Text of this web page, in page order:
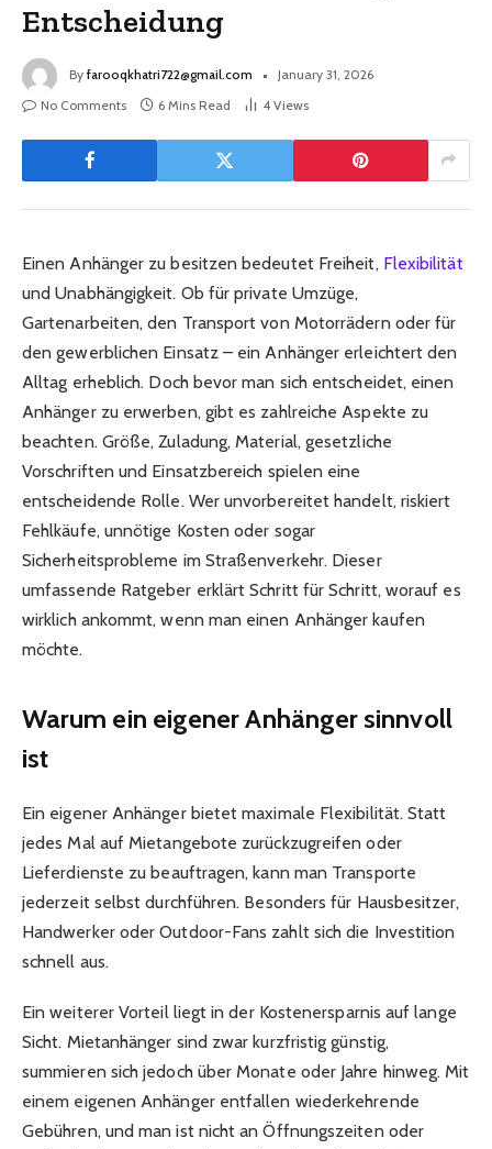
Entscheidung
By farooqkhatri722@gmail.com
January 31, 2026
No Comments
6 Mins Read 4 Views
Einen Anhänger zu besitzen bedeutet Freiheit, Flexibilität
und Unabhängigkeit. Ob für private Umzüge,
Gartenarbeiten, den Transport von Motorrädern oder für
den gewerblichen Einsatz – ein Anhänger erleichtert den
Alltag erheblich. Doch bevor man sich entscheidet, einen
Anhänger zu erwerben, gibt es zahlreiche Aspekte zu
beachten. Größe, Zuladung, Material, gesetzliche
Vorschriften und Einsatzbereich spielen eine
entscheidende Rolle. Wer unvorbereitet handelt, riskiert
Fehlkäufe, unnötige Kosten oder sogar
Sicherheitsprobleme im Straßenverkehr. Dieser
umfassende Ratgeber erklärt Schritt für Schritt, worauf es
wirklich ankommt, wenn man einen Anhänger kaufen
möchte.
Warum ein eigener Anhänger sinnvoll
ist
Ein eigener Anhänger bietet maximale Flexibilität. Statt
jedes Mal auf Mietangebote zurückzugreifen oder
Lieferdienste zu beauftragen, kann man Transporte
jederzeit selbst durchführen. Besonders für Hausbesitzer,
Handwerker oder Outdoor-Fans zahlt sich die Investition
schnell aus.
Ein weiterer Vorteil liegt in der Kostenersparnis auf lange
Sicht. Mietanhänger sind zwar kurzfristig günstig,
summieren sich jedoch über Monate oder Jahre hinweg. Mit
einem eigenen Anhänger entfallen wiederkehrende
Gebühren, und man ist nicht an Öffnungszeiten oder